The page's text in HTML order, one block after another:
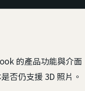
的產品功能與介面
否仍支援 3D 照片。